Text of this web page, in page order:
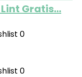
Gratis…
0
0